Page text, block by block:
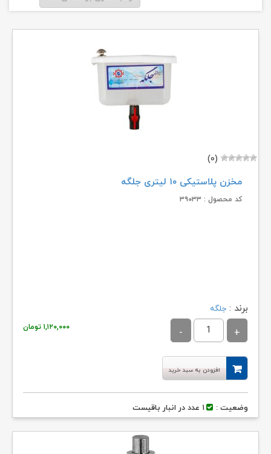
popularity
(۰)
مخزن پلاستیکی ۱۰ لیتری جلگه
کد محصول : ۳۹۰۳۳
برند : جلگه
۱,۱۲۰,۰۰۰ تومان
افزودن به سبد خرید
وضعیت : ۱ عدد در انبار باقیست